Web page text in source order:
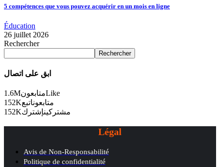
5 compétences que vous pouvez acquérir en un mois en ligne
Éducation
26 juillet 2026
Rechercher
Rechercher
ابق على اتصال
1.6MمتابعونLike
152K
متابعوناتبع
152K
مشتركينإشترك
Légal
Avis de Non-Responsabilité
Politique de confidentialité